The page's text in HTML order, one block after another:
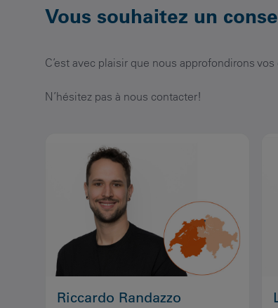
Vous souhaitez un
C’est avec plaisir que nous approfondirons
N’hésitez pas à nous contacter!
Riccardo Randazzo